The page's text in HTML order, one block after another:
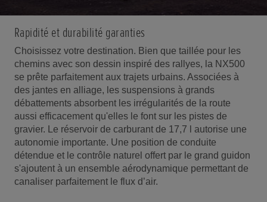
Rapidité et durabilité garanties
Choisissez votre destination. Bien que taillée pour les
chemins avec son dessin inspiré des rallyes, la NX500
se prête parfaitement aux trajets urbains. Associées à
des jantes en alliage, les suspensions à grands
débattements absorbent les irrégularités de la route
aussi efficacement qu'elles le font sur les pistes de
gravier. Le réservoir de carburant de 17,7 l autorise une
autonomie importante. Une position de conduite
détendue et le contrôle naturel offert par le grand guidon
s'ajoutent à un ensemble aérodynamique permettant de
canaliser parfaitement le flux d’air.